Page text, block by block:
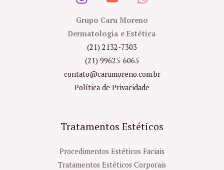
Grupo Caru Moreno
Dermatologia e Estética
(21) 2132-7303
(21) 99625-6065
contato@carumoreno.com.br
Política de Privacidade
Tratamentos Estéticos
Procedimentos Estéticos Faciais
Tratamentos Estéticos Corporais